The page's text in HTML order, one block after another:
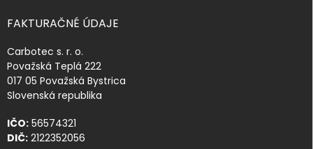
FAKTURAČNÉ ÚDAJE
Carbotec s. r. o.
Považská Teplá 222
017 05 Považská Bystrica
Slovenská republika
IČO: 56574321
DIČ: 2122352056